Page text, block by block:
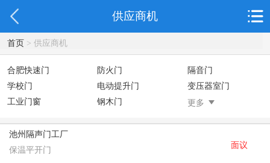
供应商机
首页> 供应商机
合肥快速门 防火门
隔音门
学校门
电动提升门
变压器室门
工业门窗
钢木门
智能道闸
钢大门
提升门
更多
池州隔声门工厂
保温平开门
面议